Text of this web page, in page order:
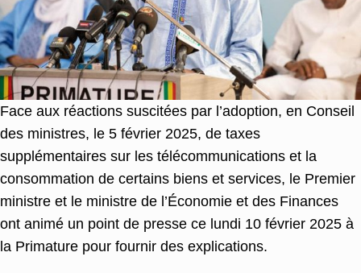
Face aux réactions suscitées par l’adoption, en Conseil
des ministres, le 5 février 2025, de taxes
supplémentaires sur les télécommunications et la
consommation de certains biens et services, le Premier
ministre et le ministre de l’Économie et des Finances
ont animé un point de presse ce lundi 10 février 2025 à
la Primature pour fournir des explications.